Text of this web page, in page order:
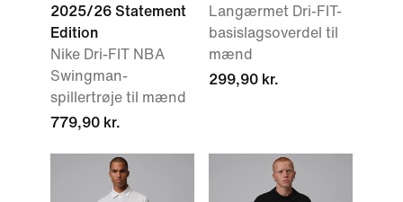
2025/26 Statement
Edition
Nike Dri-FIT NBA
Swingman-
spillertrøje til mænd
779,90 kr.
Langærmet Dri-FIT-
basislagsoverdel til
mænd
299,90 kr.